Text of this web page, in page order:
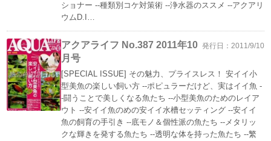
ショナー --種類別コケ対策術 --浄水器のススメ --アクアリ
ウムD.I…
アクアライフ No.387 2011年10
月号
発行日：2011/9/10
[SPECIAL ISSUE] その魅力、プライスレス！ 安イイ小
型美魚の楽しい飼い方 --ポピュラーだけど、実はイイ魚 -
-闘うことで美しくなる魚たち --小型美魚のためのレイア
ウト --安イイ魚のめの安イイ水槽セッティング --安イイ
魚の飼育の手引き --底モノ＆個性派の魚たち --メタリッ
クな輝きを発する魚たち --透明な体を持った魚たち --繁